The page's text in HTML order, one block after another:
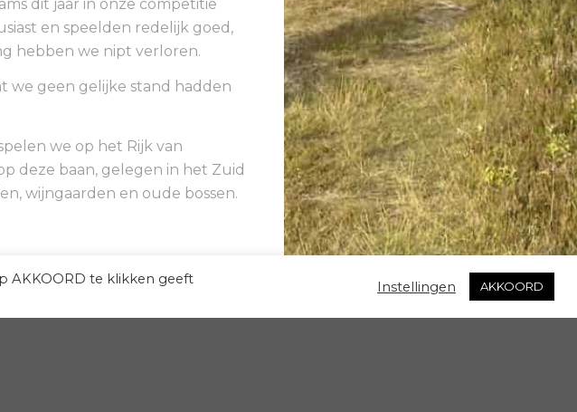
dit jaar in onze competitie
en speelden redelijk goed,
hebben we nipt verloren.
we geen gelijke stand hadden
we op het Rijk van
deze baan, gelegen in het Zuid
wijngaarden en oude bossen.
AKKOORD te klikken geeft
Instellingen AKKOORD